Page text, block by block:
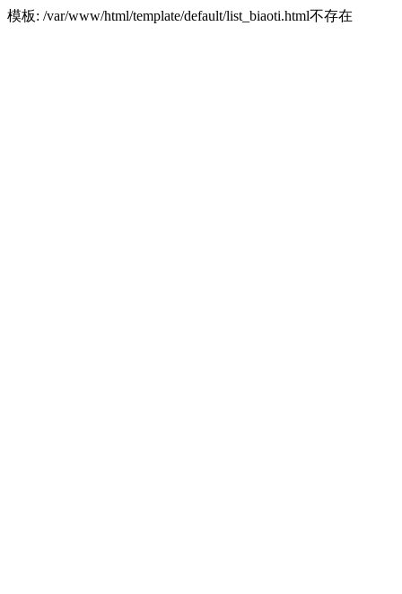
模板: /var/www/html/template/default/list_biaoti.html不存在